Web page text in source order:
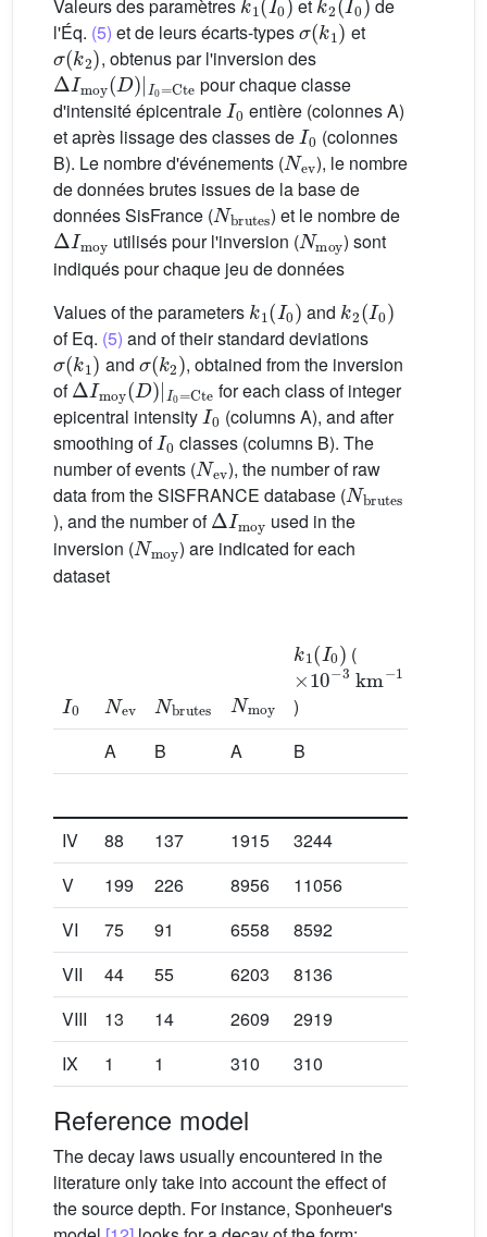
Valeurs des paramètres et
de
l'Éq. (5) et de leurs écarts-types
σ(k1)
et
σ(k2)
, obtenus par l'inversion des
ΔImoy(D)|I0=Cte
pour chaque classe
d'intensité épicentrale
I0
entière (colonnes A)
et après lissage des classes de
I0
(colonnes
B). Le nombre d'événements (
Nev
), le nombre
de données brutes issues de la base de
données SisFrance (
Nbrutes
) et le nombre de
ΔImoy
utilisés pour l'inversion (
Nmoy
) sont
indiqués pour chaque jeu de données
Values of the parameters
)
and
)
of Eq. (5) and of their standard deviations
σ k1)
and
σ(k2)
, obtained from the inversion
of
ΔImoy(D)|I0=Cte
for each class of integer
epicentral intensity
I0
(columns A), and after
smoothing of
I0
classes (columns B). The
number of events (
Nev
), the number of raw
data from the SISFRANCE database (
Nbrutes
), and the number of
ΔImoy
used in the
inversion (
Nmoy
) are indicated for each
dataset
)
(
×10−3km −1
)
A
B A B
IV 88 137 1915 3244
V
199 226 8956 11056
VI
75 91 6558 8592
VII
44 55 6203 8136
VIII
13 14 2609 2919
IX
1 1 310 310
Reference model
The decay laws usually encountered in the
literature only take into account the effect of
the source depth. For instance, Sponheuer's